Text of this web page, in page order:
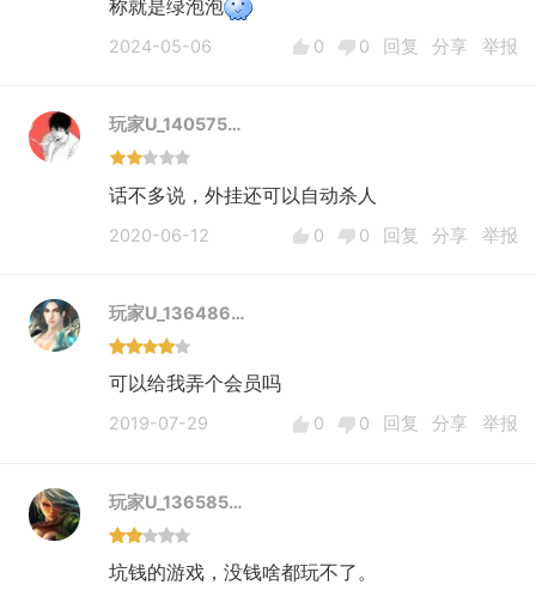
称就是绿泡泡
2024-05-06 0 0 回复 分享 举报
玩家U_140575…
话不多说，外挂还可以自动杀人
2020-06-12 0 0 回复 分享 举报
玩家U_136486…
可以给我弄个会员吗
2019-07-29 0 0 回复 分享 举报
玩家U_136585…
坑钱的游戏，没钱啥都玩不了。